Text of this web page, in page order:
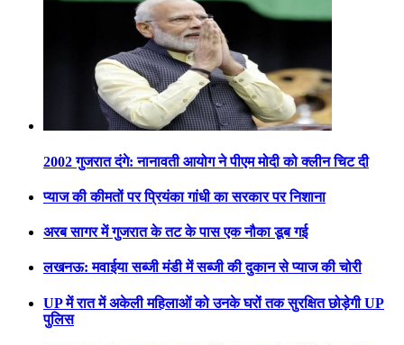
2002 गुजरात दंगे: नानावती आयोग ने पीएम मोदी को क्लीन चिट दी
प्याज की कीमतों पर प्रियंका गांधी का सरकार पर निशाना
अरब सागर में गुजरात के तट के पास एक नौका डूब गई
लखनऊ: मवाईया सब्जी मंडी में सब्जी की दुकान से प्याज की चोरी
UP में रात में अकेली महिलाओं को उनके घरों तक सुरक्षित छोड़ेगी UP
पुलिस